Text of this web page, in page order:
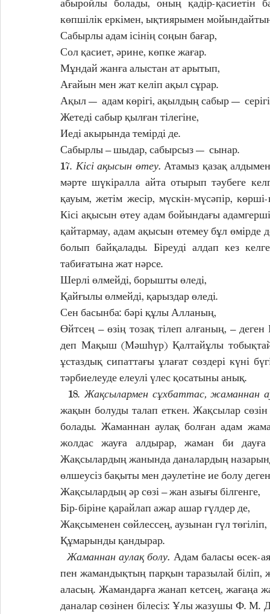
абыройлы болады, оның қадір-қасиетін
көпшілік еркімен, ықтиярымен
Сабырлы адам ісінің соңын бағар,
Сол қасиет, әрине, көпке жағар.
Мұндай жанға алыстан ат арытып,
Ағайын мен жат келіп ақыл сұрар.
Ақыл — адам көрігі, ақылдың сабыр —
Жетеді сабыр қылған тілегіне,
Иеді акырында темірді де.
Сабырлы – шыдар, сабырсыз — сынар.
17. Кісі ақысын өтеу. Атамыз қазақ
мәрте шүкіралла айта отырып тәубеге
қауым, жетім жесір, мүскін-мүсәпір,
Кісі ақысын өтеу адам бойындағы
қайтармау, адам ақысын өтемеу бұл өмірде
болып байқалады. Біреуді алдап кез
табиғатына жат нәрсе.
Шерлі өлмейді, борышты өледі,
Қайғылы өлмейді, қарыздар өледі.
Сен басынба: бәрі құлы Алланың,
Өйтсең – өзің тозақ тілеп алғаның, –
деп Мақыш (Мәшһүр) Қалтайұлы
ұстаздық сипаттағы ұлағат сөздері күні
тәрбиелеуде елеулі үлес қосатыны анық.
  18.
Жақсылармен сұхбаттас, жаманнан
жақын болуды талап еткен. Жақсылар сөзін
болады. Жаманнан аулақ болған адам
жолдас жауға алдырар, жаман би
Жақсылардың жанында даналардың
өлшеусіз бақыты мен дәулетіне ие болу
Жақсылардың әр сөзі – жан азығы білгенге,
Бір-біріне қарайлап ажар ашар гүлдер де,
Жақсыменен сөйлессең, аузынан гүл төгіліп,
Құмарынды қандырар.
  Жаманнан аулақ болу.
Адам баласы өсек-
пен жамандықтың парқын таразылай біліп,
аласың. Жамандарға жанап кетсең, жағаңа
даналар сөзінен білесіз: Ұлы жазушы Ф. М.